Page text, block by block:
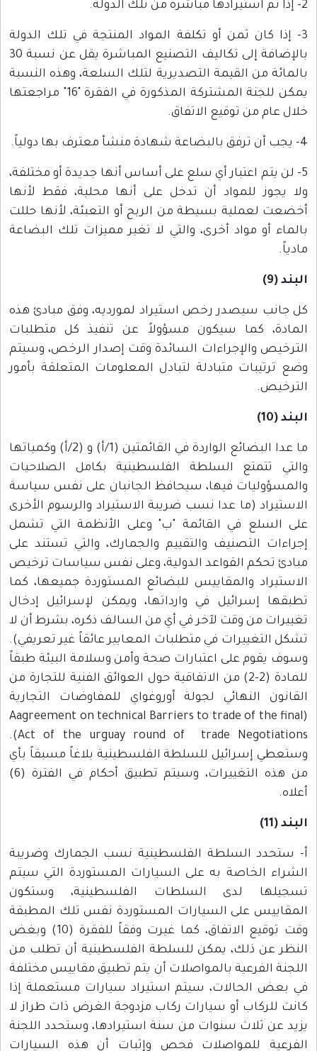
2- إذا تم استيرادها مباشرة من تلك الدولة.
3- إذا كان ثمن أو تكلفة المواد المنتجة في تلك الدولة
بالإضافة إلى تكاليف التصنيع المباشرة يقل عن نسبة 30
بالمائة من القيمة التصديرية لتلك السلعة، وهذه النسبة
يمكن للجنة المشتركة المذكورة في الفقرة "16" مراجعتها
خلال عام من توقيع الاتفاق.
4- يجب أن ترفق بالبضاعة شهادة منشأ معترف بها دولياً.
5- لن يتم اعتبار أي سلع على أساس أنها جديدة أو مختلفة،
ولا يجوز للمواد أن تدخل على أنها محلية، فقط لأنها
أخضعت لعملية بسيطة من الربح أو التعبئة، لأنها حللت
بالماء أو مواد أخرى، والتي لا تغير مميزات تلك البضاعة
مادياً.
البند (9)
كل جانب سيصدر رخص استيراد لمورديه، وفق مبادئ هذه
المادة، كما سيكون مسؤولاً عن تنفيذ كل متطلبات
الترخيص والإجراءات السائدة وقت إصدار الرخص، وسيتم
وضع ترتيبات متبادلة لتبادل المعلومات المتعلقة بأمور
الترخيص.
البند (10)
ما عدا البضائع الواردة في القائمتين (1/أ) و (2/أ) وكمياتها
والتي تتمتع السلطة الفلسطينية بكامل الصلاحيات
والمسؤوليات فيها، سيحافظ الجانبان على نفس سياسة
الاستيراد (ما عدا نسب ضريبة الاستيراد والرسوم الأخرى
على السلع في القائمة "ب" وعلى الأنظمة التي تشمل
إجراءات التصنيف والتقييم والجمارك، والتي تستند على
مبادئ تحكم القواعد الدولية، وعلى نفس سياسات ترخيص
الاستيراد والمقاييس للبضائع المستوردة جميعها، كما
تطبقها إسرائيل في وارداتها، ويمكن لإسرائيل إدخال
تغييرات من وقت لآخر في أي من السالف ذكره، بشرط أن لا
تشكل التغييرات في متطلبات المعايير عائقاً غير تعريفي).
وسوف يقوم على اعتبارات صحة وأمن وسلامة البيئة طبقاً
للمادة (2-2) من الاتفاقية حول العوائق الفنية للتجارة من
القانون النهائي لجولة أوروغواي للمفاوضات التجارية
(Aagreement on technical Barriers to trade of the final
Act of the urguay round of trade Negotiations).
وستعطي إسرائيل للسلطة الفلسطينية بلاغاً مسبقاً بأي
من هذه التغييرات، وسيتم تطبيق أحكام في الفترة (6)
أعلاه.
البند (11)
أ- ستحدد السلطة الفلسطينية نسب الجمارك وضريبة
الشراء الخاصة به على السيارات المستوردة التي سيتم
تسجيلها لدى السلطات الفلسطينية، وستكون
المقاييس على السيارات المستوردة نفس تلك المطبقة
وقت توقيع الاتفاق، كما غيرت وفقاً للفقرة (10) وبغض
النظر عن ذلك، يمكن للسلطة الفلسطينية أن تطلب من
اللجنة الفرعية بالمواصلات أن يتم تطبيق مقاييس مختلفة
في بعض الحالات، سيتم استيراد سيارات مستعملة إذا
كانت للركاب أو سيارات ركاب مزدوجة الغرض ذات طراز لا
يزيد عن ثلاث سنوات من سنة استيرادها، وستحدد اللجنة
الفرعية للمواصلات فحص وإثبات أن هذه السيارات